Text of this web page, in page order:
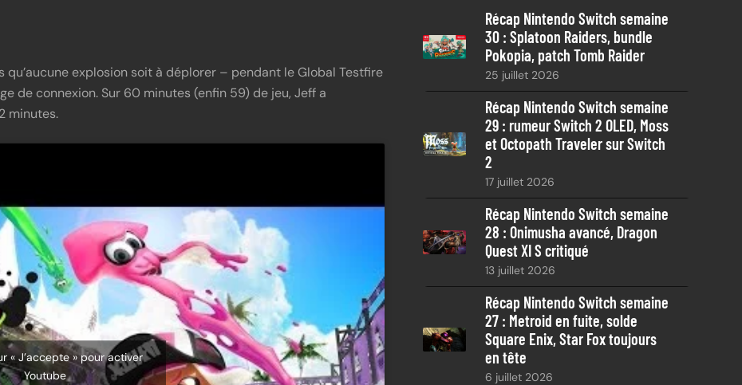
qu’aucune explosion soit à déplorer – pendant le Global Testfire
de connexion. Sur 60 minutes (enfin 59) de jeu, Jeff a
minutes.
« J’accepte » pour activer
Youtube
c
h
Récap Nintendo Switch semaine
30 : Splatoon Raiders, bundle
Pokopia, patch Tomb Raider
25 juillet 2026
Récap Nintendo Switch semaine
29 : rumeur Switch 2 OLED, Moss
et Octopath Traveler sur Switch
2
17 juillet 2026
Récap Nintendo Switch semaine
28 : Onimusha avancé, Dragon
Quest XI S critiqué
13 juillet 2026
Récap Nintendo Switch semaine
27 : Metroid en fuite, solde
Square Enix, Star Fox toujours
en tête
6 juillet 2026